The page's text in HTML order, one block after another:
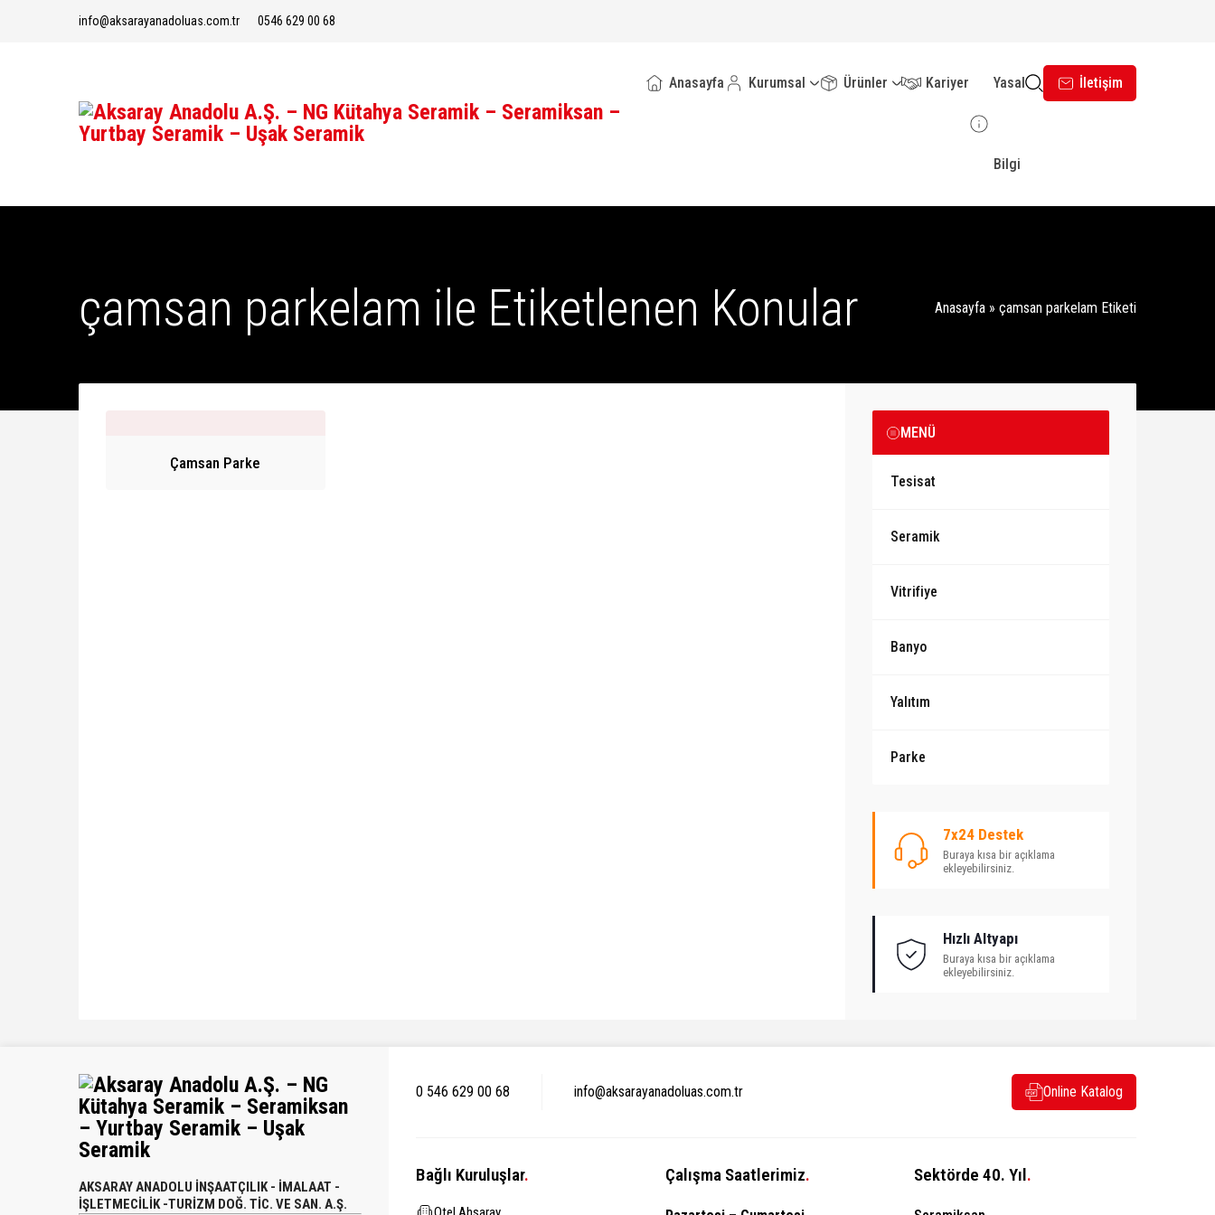
info@aksarayanadoluas.com.tr 0546 629 00 68
Anasayfa Kurumsal Ürünler Kariyer Yasal
Bilgi
İletişim
çamsan parkelam ile Etiketlenen Konular Anasayfa » çamsan parkelam Etiketi
Çamsan Parke
MENÜ
Tesisat
Seramik
Vitrifiye
Banyo
Yalıtım
Parke
7x24 Destek
Buraya kısa bir açıklama
ekleyebilirsiniz.
Hızlı Altyapı
Buraya kısa bir açıklama
ekleyebilirsiniz.
AKSARAY ANADOLU İNŞAATÇILIK - İMALAAT -
İŞLETMECİLİK -TURİZM DOĞ. TİC. VE SAN. A.Ş.
0 546 629 00 68 info@aksarayanadoluas.com.tr Online Katalog
Bağlı Kuruluşlar. Çalışma Saatlerimiz. Sektörde 40. Yıl.
Aksaray Anadolu A.Ş.